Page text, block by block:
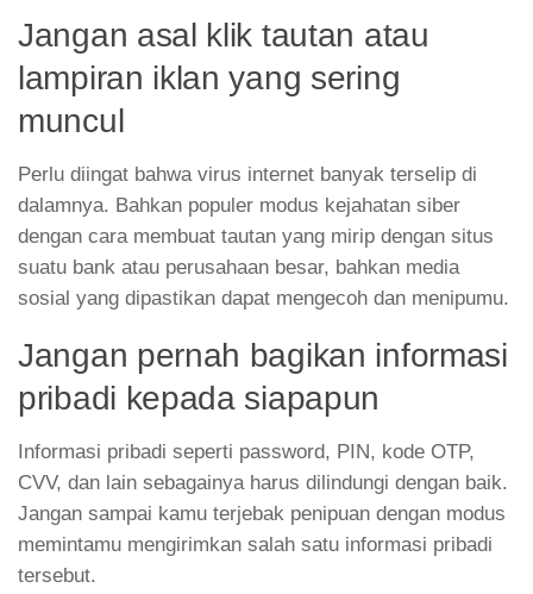
Jangan asal klik tautan atau
lampiran iklan yang sering
muncul
Perlu diingat bahwa virus internet banyak terselip di
dalamnya. Bahkan populer modus kejahatan siber
dengan cara membuat tautan yang mirip dengan situs
suatu bank atau perusahaan besar, bahkan media
sosial yang dipastikan dapat mengecoh dan menipumu.
Jangan pernah bagikan informasi
pribadi kepada siapapun
Informasi pribadi seperti password, PIN, kode OTP,
CVV, dan lain sebagainya harus dilindungi dengan baik.
Jangan sampai kamu terjebak penipuan dengan modus
memintamu mengirimkan salah satu informasi pribadi
tersebut.